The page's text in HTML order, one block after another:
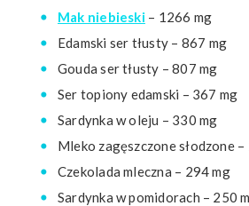
Mak niebieski– 1266 mg
Edamski ser tłusty – 867 mg
Gouda ser tłusty – 807 mg
Ser topiony edamski – 367 mg
Sardynka w oleju – 330 mg
Mleko zagęszczone słodzone
Czekolada mleczna – 294 mg
Sardynka w pomidorach – 250